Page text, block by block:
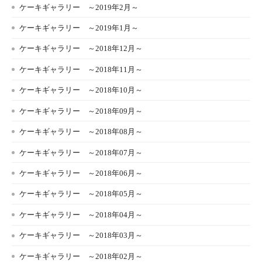
ケーキギャラリー ～2019年2月～
ケーキギャラリー ～2019年1月～
ケーキギャラリー ～2018年12月～
ケーキギャラリー ～2018年11月～
ケーキギャラリー ～2018年10月～
ケーキギャラリー ～2018年09月～
ケーキギャラリー ～2018年08月～
ケーキギャラリー ～2018年07月～
ケーキギャラリー ～2018年06月～
ケーキギャラリー ～2018年05月～
ケーキギャラリー ～2018年04月～
ケーキギャラリー ～2018年03月～
ケーキギャラリー ～2018年02月～